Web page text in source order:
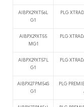
AIBPX29XT56L
G1
PLG
AIBPX29XT55
MG1
PLG
AIBPX29XT57L
G1
PLG
AIBPX27PM54S
G1
PLG